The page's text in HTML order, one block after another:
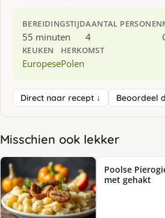
BEREIDINGSTIJD
55 minuten
AANTAL PERSONEN
4
KEUKEN
Europese
HERKOMST
Polen
Direct naar recept ↓ Beoordeel
Misschien ook lekker
Poolse
met gehakt